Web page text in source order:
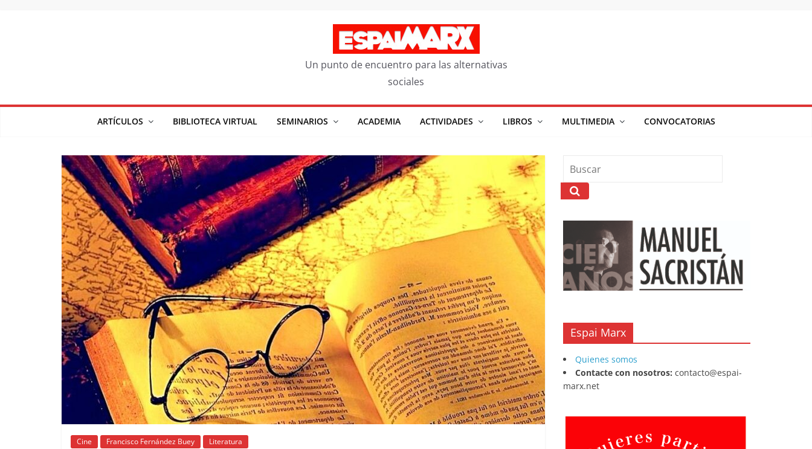
Un punto de encuentro para las alternativas
sociales
ARTÍCULOS BIBLIOTECA VIRTUAL SEMINARIOS ACADEMIA ACTIVIDADES LIBROS MULTIMEDIA CONVOCATORIAS
Cine Francisco Fernández Buey Literatura
Espai Marx
Quienes somos
Contacte con nosotros: contacto@espai-
marx.net